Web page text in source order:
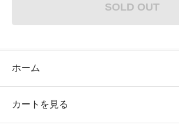
SOLD OUT
ホーム
カートを見る